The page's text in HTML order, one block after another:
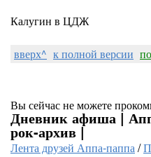
Калугин в ЦДЖ
вверх^ к полной версии
Вы сейчас не можете
Дневник афиша |
рок-архив |
Лента друзей Аппа-паппа/